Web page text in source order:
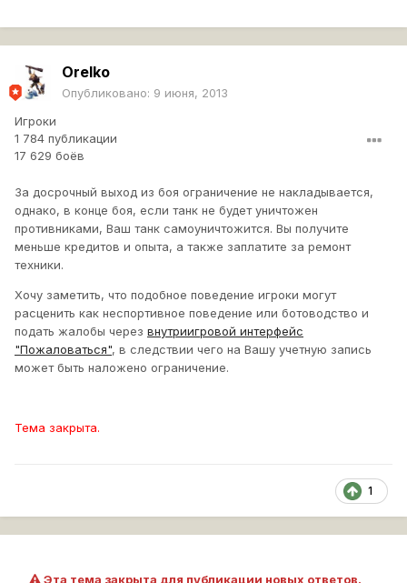
Orelko
Опубликовано: 9 июня, 2013
Игроки
1 784 публикации
17 629 боёв
За досрочный выход из боя ограничение не накладывается,
однако, в конце боя, если танк не будет уничтожен
противниками, Ваш танк самоуничтожится. Вы получите
меньше кредитов и опыта, а также заплатите за ремонт
техники.
Хочу заметить, что подобное поведение игроки могут
расценить как неспортивное поведение или ботоводство и
подать жалобы через внутриигровой интерфейс
"Пожаловаться", в следствии чего на Вашу учетную запись
может быть наложено ограничение.
Тема закрыта.
1
Эта тема закрыта для публикации новых ответов.